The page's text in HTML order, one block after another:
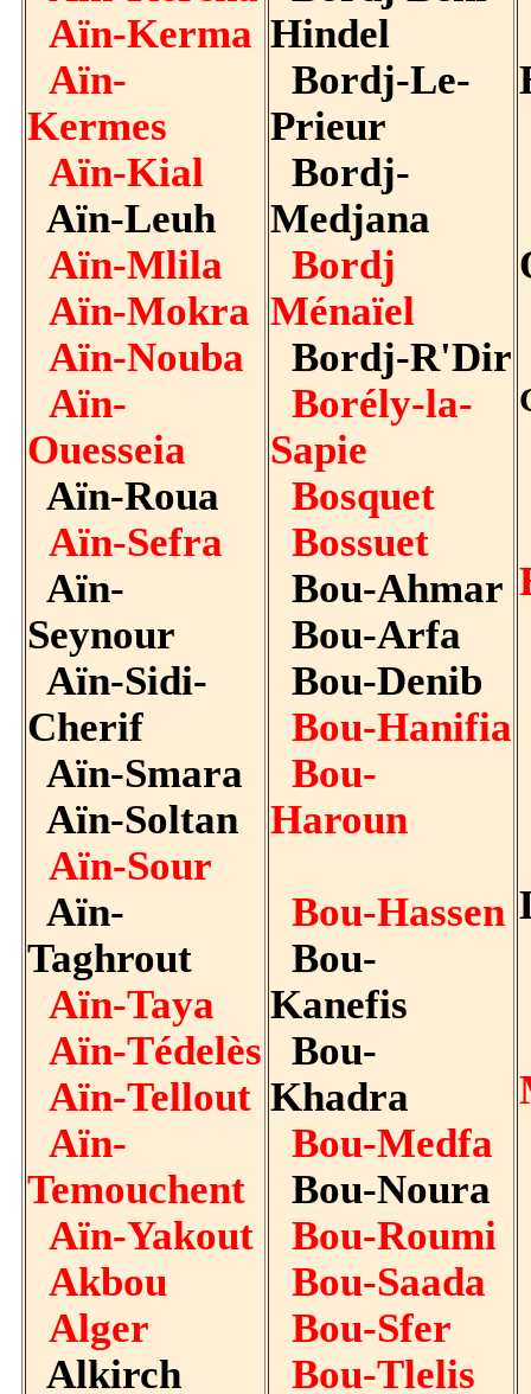
Aïn-Kerma
Aïn-
Kermes
Aïn-Kial
Aïn-Leuh
Aïn-Mlila
Aïn-Mokra
Aïn-Nouba
Aïn-
Ouesseia
Aïn-Roua
Aïn-Sefra
Aïn-
Seynour
Aïn-Sidi-
Cherif
Aïn-Smara
Aïn-Soltan
Aïn-Sour
Aïn-
Taghrout
Aïn-Taya
Aïn-Tédelès
Aïn-Tellout
Aïn-
Temouchent
Aïn-Yakout
Akbou
Alger
Alkirch
Hindel
Bordj-Le-
Prieur
Bordj-
Medjana
Bordj
Ménaïel
Bordj-R'Dir
Borély-la-
Sapie
Bosquet
Bossuet
Bou-Ahmar
Bou-Arfa
Bou-Denib
Bou-Hanifia
Bou-
Haroun
Bou-Hassen
Bou-
Kanefis
Bou-
Khadra
Bou-Medfa
Bou-Noura
Bou-Roumi
Bou-Saada
Bou-Sfer
Bou-Tlelis